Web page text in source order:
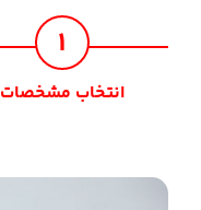
1
انتخاب مشخصات